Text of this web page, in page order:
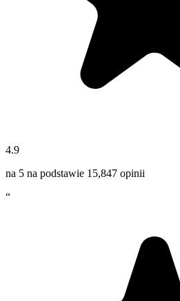
4.9
na 5 na podstawie 15,847 opinii
“